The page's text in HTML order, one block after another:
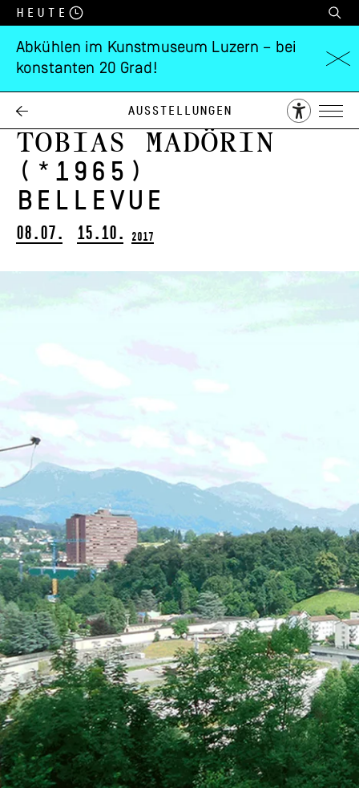
Heute
Abkühlen im Kunstmuseum Luzern – bei
konstanten 20 Grad!
Ausstellungen
ROBERT ZÜND
(1827–1909)
TOBIAS MADÖRIN
(*1965)
BELLEVUE
08.07. 15.10. 2017